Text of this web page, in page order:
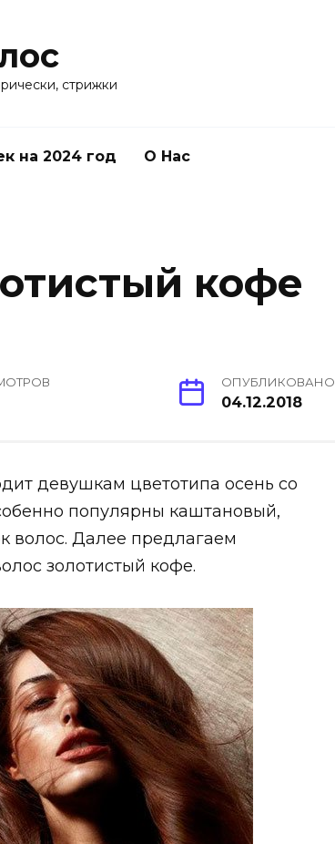
стрижки
на 2024 год О Нас
кофе
ОПУБЛИКОВАНО
04.12.2018
девушкам цветотипа осень со
популярны каштановый,
волос. Далее предлагаем
золотистый кофе.